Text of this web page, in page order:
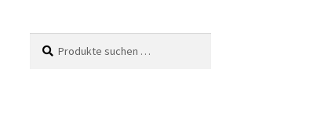
nach: